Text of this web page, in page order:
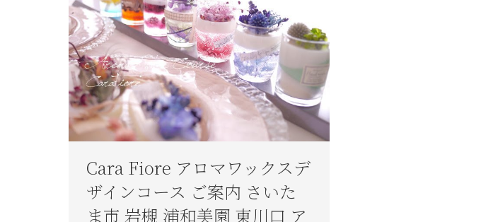
Cara Fiore アロマワックスデ
ザインコース ご案内 さいた
ま市 岩槻 浦和美園 東川口 ア